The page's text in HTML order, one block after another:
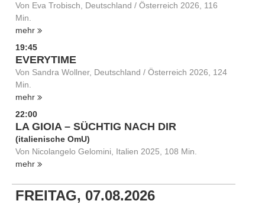
Von Eva Trobisch, Deutschland / Österreich 2026, 116
Min.
mehr
19:45
EVERYTIME
Von Sandra Wollner, Deutschland / Österreich 2026, 124
Min.
mehr
22:00
LA GIOIA – SÜCHTIG NACH DIR
(italienische OmU)
Von Nicolangelo Gelomini, Italien 2025, 108 Min.
mehr
FREITAG, 07.08.2026